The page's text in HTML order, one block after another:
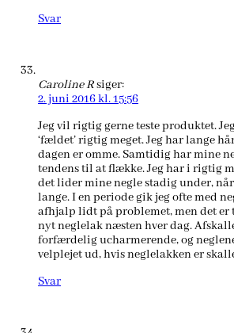
Svar
Caroline Rsiger:
2. juni 2016 kl. 15:56
Jeg vil rigtig gerne teste produktet.
‘fældet’ rigtig meget. Jeg har lange
dagen er omme. Samtidig har mine
tendens til at flække. Jeg har i rigtig
det lider mine negle stadig under,
lange. I en periode gik jeg ofte med
afhjalp lidt på problemet, men det
nyt neglelak næsten hver dag.
forfærdelig ucharmerende, og
velplejet ud, hvis neglelakken er
Svar